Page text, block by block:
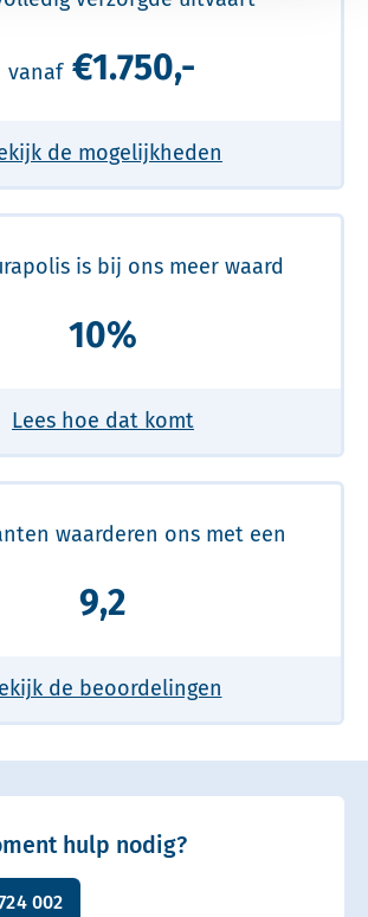
vanaf €1.750,-
de mogelijkheden
is bij ons meer waard
10%
Lees hoe dat komt
waarderen ons met een
9,2
de beoordelingen
hulp nodig?
002